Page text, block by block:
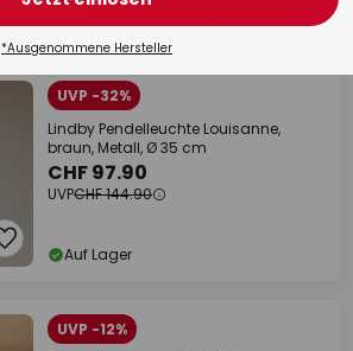
Filter
UVP -32%
Lindby Pendelleuchte Louisanne,
braun, Metall, Ø 35 cm
CHF 97.90
UVPCHF 144.90
Auf Lager
UVP -12%
*Ausgenommene Hersteller